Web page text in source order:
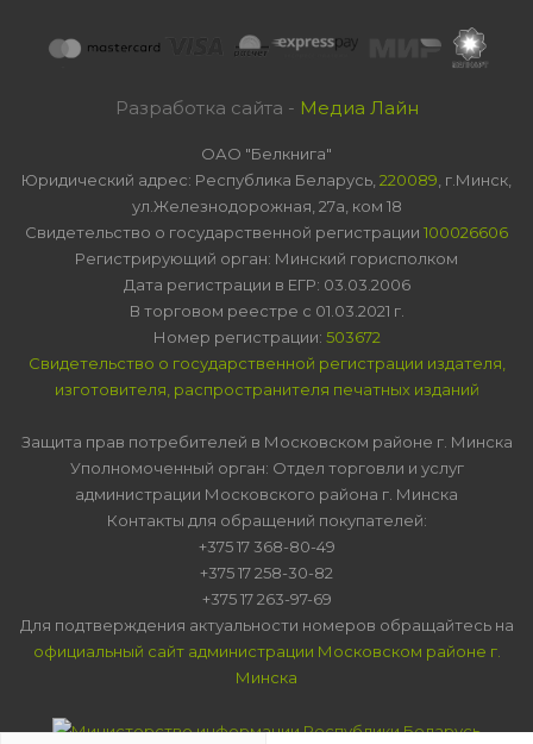
Разработка сайта - Медиа Лайн
ОАО "Белкнига"
Юридический адрес: Республика Беларусь, 220089 , г.Минск,
ул.Железнодорожная, 27а, ком 18
Свидетельство о государственной регистрации 100026606
Регистрирующий орган: Минский горисполком
Дата регистрации в ЕГР: 03.03.2006
В торговом реестре с 01.03.2021 г.
Номер регистрации: 503672
Свидетельство о государственной регистрации издателя,
изготовителя, распространителя печатных изданий
Защита прав потребителей в Московском районе г. Минска
Уполномоченный орган: Отдел торговли и услуг
администрации Московского района г. Минска
Контакты для обращений покупателей:
+375 17 368-80-49
+375 17 258-30-82
+375 17 263-97-69
Для подтверждения актуальности номеров обращайтесь на
официальный сайт администрации Московском районе г.
Минска